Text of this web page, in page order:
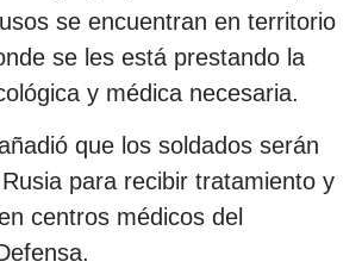
se encuentran en territorio
se les está prestando la
y médica necesaria.
que los soldados serán
para recibir tratamiento y
centros médicos del